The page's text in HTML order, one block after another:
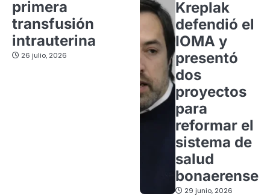
primera
transfusión
intrauterina
26 julio, 2026
Kreplak
defendió el
IOMA y
presentó
dos
proyectos
para
reformar el
sistema de
salud
bonaerense
29 junio, 2026